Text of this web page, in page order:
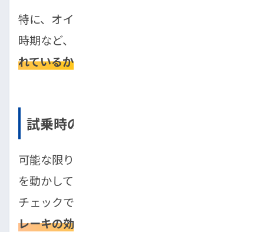
特に、オイル交換やタイミングベルトの交換
時期など、
れているかを確認
試乗時の異音・違和感
可能な限り、購入前に試乗をして、実際に車
を動かしてみることが重要です。初心者でも
チェックできるポイントは、
レーキの効き、ハンドル操作